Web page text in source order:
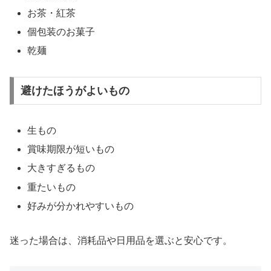
お茶・紅茶
個包装のお菓子
乾麺
避けたほうがよいもの
生もの
賞味期限が短いもの
大きすぎるもの
重たいもの
好みが分かれやすいもの
迷った場合は、消耗品や日用品を選ぶと安心です。